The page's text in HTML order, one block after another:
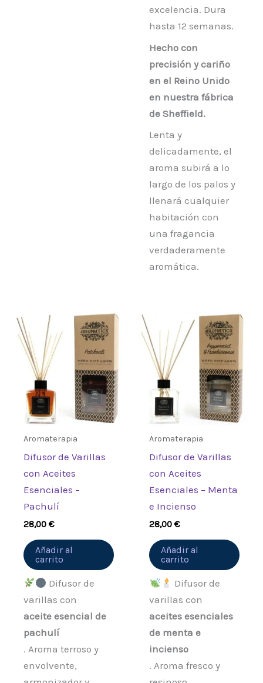
excelencia. Dura
hasta 12 semanas.
Hecho con
precisión y cariño
en el Reino Unido
en nuestra fábrica
de Sheffield.
Lenta y
delicadamente, el
aroma subirá a lo
largo de los palos y
llenará cualquier
habitación con
una fragancia
verdaderamente
aromática.
Aromaterapia
Difusor de Varillas
con Aceites
Esenciales –
Pachulí
28,00€
Añadir al
carrito
Difusor de
varillas con
aceite esencial de
pachulí
. Aroma terroso y
envolvente,
Aromaterapia
Difusor de Varillas
con Aceites
Esenciales – Menta
e Incienso
28,00€
Añadir al
carrito
Difusor de
varillas con
aceites esenciales
de menta e
incienso
. Aroma fresco y